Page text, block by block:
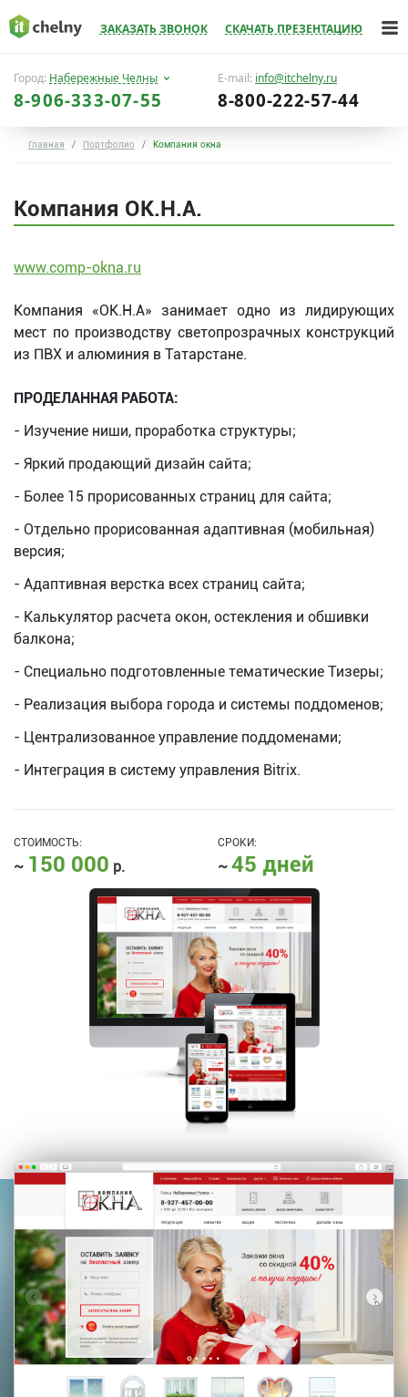
ЗАКАЗАТЬ ЗВОНОК СКАЧАТЬ ПРЕЗЕНТАЦИЮ
Город: Набережные Челны
8-906-333-07-55
E-mail: info@itchelny.ru
8-800-222-57-44
Главная Портфолио Компания окна
Компания ОК.Н.А.
www.comp-okna.ru
Компания «ОК.Н.А» занимает одно из лидирующих
мест по производству светопрозрачных конструкций
из ПВХ и алюминия в Татарстане.
ПРОДЕЛАННАЯ РАБОТА:
- Изучение ниши, проработка структуры;
- Яркий продающий дизайн сайта;
- Более 15 прорисованных страниц для сайта;
- Отдельно прорисованная адаптивная (мобильная)
версия;
- Адаптивная верстка всех страниц сайта;
- Калькулятор расчета окон, остекления и обшивки
балкона;
- Специально подготовленные тематические Тизеры;
- Реализация выбора города и системы поддоменов;
- Централизованное управление поддоменами;
- Интеграция в систему управления Bitrix.
СТОИМОСТЬ:
~ 150 000 р.
СРОКИ:
~ 45 дней